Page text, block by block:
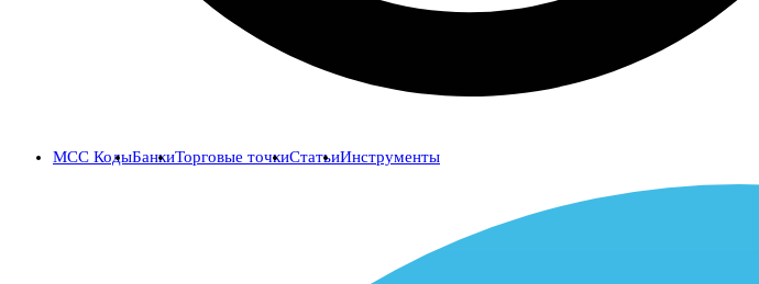
MCC КодыБанкиТорговые точкиСтатьиИнструменты